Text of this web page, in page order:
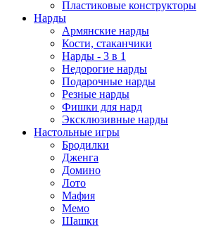
Пластиковые конструкторы
Нарды
Армянские нарды
Кости, стаканчики
Нарды - 3 в 1
Недорогие нарды
Подарочные нарды
Резные нарды
Фишки для нард
Эксклюзивные нарды
Настольные игры
Бродилки
Дженга
Домино
Лото
Мафия
Мемо
Шашки